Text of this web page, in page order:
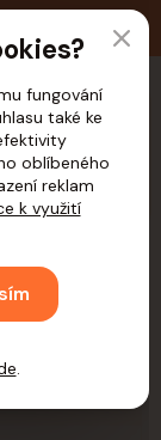
Travní
fungování
také ke
oblíbeného
reklam
k využití
.